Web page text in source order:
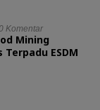
Komentar
Mining
ESDM